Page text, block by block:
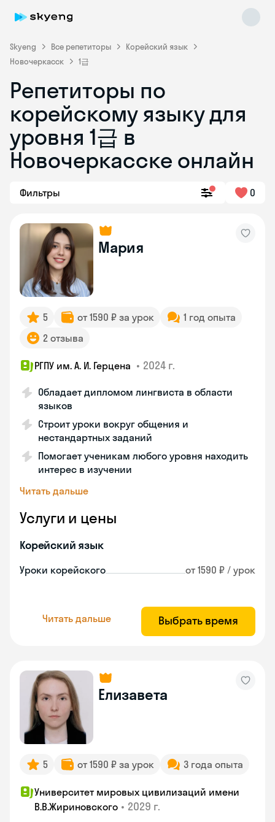
Skyeng Все репетиторы
Корейский язык
Новочеркасск
1급
Репетиторы по
корейскому языку для
уровня 1급 в
Новочеркасске онлайн
Фильтры 0
Мария
5 от 1590 ₽ за урок
1 год опыта
2 отзыва
РГПУ им. А. И. Герцена • 2024 г.
Обладает дипломом лингвиста в области
языков
Строит уроки вокруг общения и
нестандартных заданий
Помогает ученикам любого уровня находить
интерес в изучении
Читать дальше
Услуги и цены
Корейский язык
Уроки корейского от 1590 ₽ / урок
Читать дальше Выбрать время
Елизавета
5 от 1590 ₽ за урок 3 года опыта
Университет мировых цивилизаций имени
В.В.Жириновского • 2029 г.
Skyeng Chat